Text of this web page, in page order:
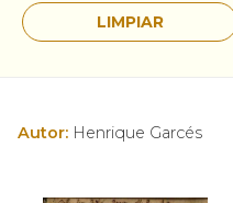
Autor: Henrique Garcés